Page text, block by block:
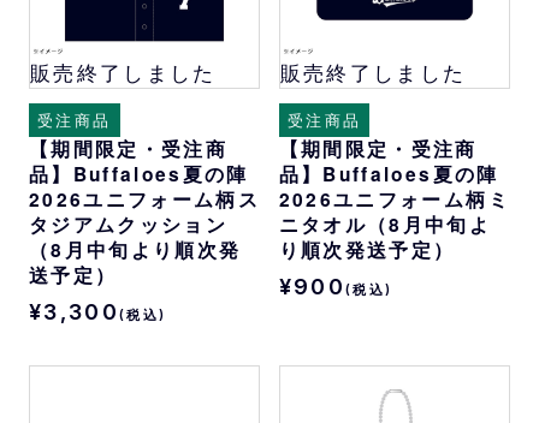
販売終了しました
受注商品
【期間限定・受注商
品】Buffaloes夏の陣
2026ユニフォーム柄ス
タジアムクッション
（8月中旬より順次発
送予定）
¥3,300 (税込)
販売終了しました
受注商品
【期間限定・受注商
品】Buffaloes夏の陣
2026ユニフォーム柄ミ
ニタオル（8月中旬よ
り順次発送予定）
¥900(税込)